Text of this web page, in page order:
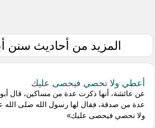
المزيد من أحاديث سنن
أعطي ولا تحصي فيحصى عليك
عن عائشة، أنها ذكرت عدة من مساكين، قال أبو
عدة من صدقة، فقال لها رسول الله صلى
ولا تحصي فيحصى عليك»